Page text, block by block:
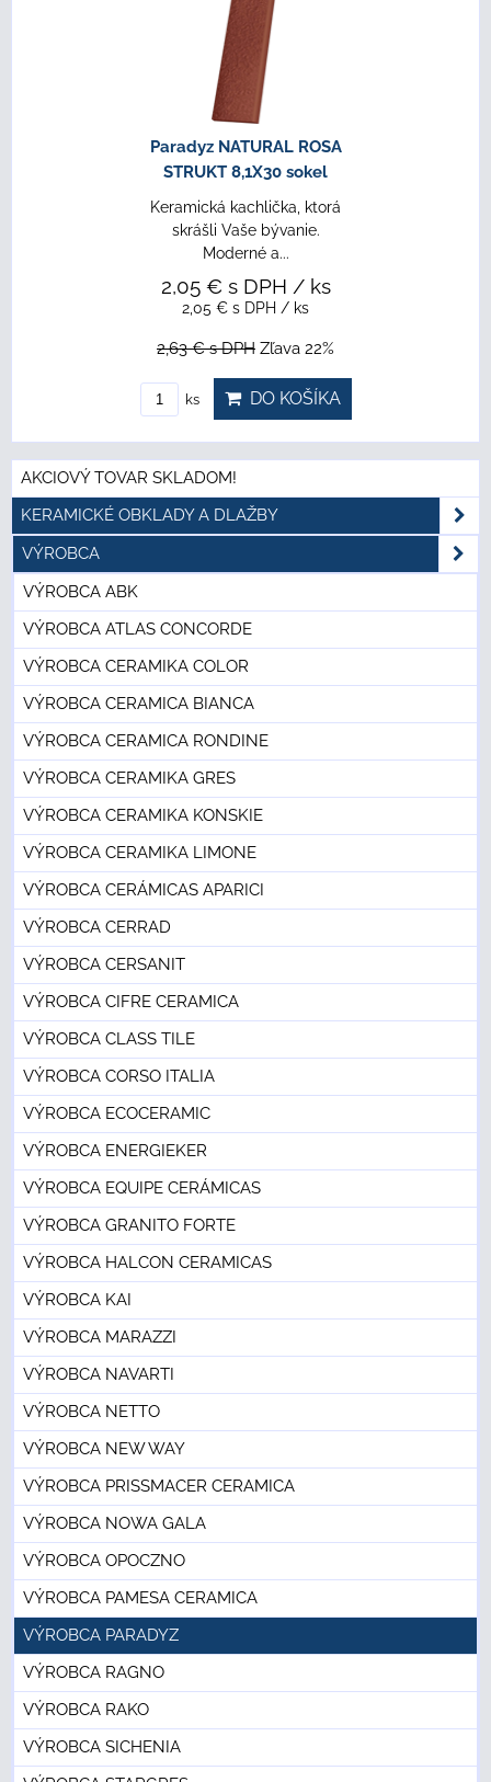
Paradyz NATURAL ROSA
STRUKT 8,1X30 sokel
Keramická kachlička, ktorá
skrášli Vaše bývanie.
Moderné a...
2,05 € s DPH / ks
2,05 € s DPH / ks
2,63 €s DPH Zľava 22%
ks DO KOŠÍKA
AKCIOVÝ TOVAR SKLADOM!
KERAMICKÉ OBKLADY A DLAŽBY
VÝROBCA
VÝROBCA ABK
VÝROBCA ATLAS CONCORDE
VÝROBCA CERAMIKA COLOR
VÝROBCA CERAMICA BIANCA
VÝROBCA CERAMICA RONDINE
VÝROBCA CERAMIKA GRES
VÝROBCA CERAMIKA KONSKIE
VÝROBCA CERAMIKA LIMONE
VÝROBCA CERÁMICAS APARICI
VÝROBCA CERRAD
VÝROBCA CERSANIT
VÝROBCA CIFRE CERAMICA
VÝROBCA CLASS TILE
VÝROBCA CORSO ITALIA
VÝROBCA ECOCERAMIC
VÝROBCA ENERGIEKER
VÝROBCA EQUIPE CERÁMICAS
VÝROBCA GRANITO FORTE
VÝROBCA HALCON CERAMICAS
VÝROBCA KAI
VÝROBCA MARAZZI
VÝROBCA NAVARTI
VÝROBCA NETTO
VÝROBCA NEW WAY
VÝROBCA PRISSMACER CERAMICA
VÝROBCA NOWA GALA
VÝROBCA OPOCZNO
VÝROBCA PAMESA CERAMICA
VÝROBCA PARADYZ
VÝROBCA RAGNO
VÝROBCA RAKO
VÝROBCA SICHENIA